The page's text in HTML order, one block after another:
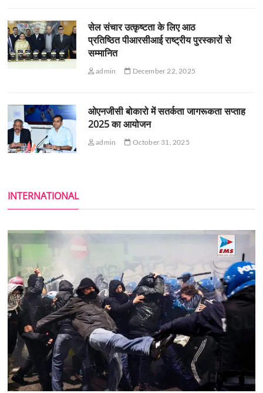
सेल संचार उत्कृष्टता के लिए आठ
प्रतिष्ठित पीआरसीआई राष्ट्रीय पुरस्कारों से
सम्मानित
admin December 22, 2025
ओएनजीसी बोकारो में सतर्कता जागरूकता सप्ताह
2025 का आयोजन
admin October 31, 2025
INTERNATIONAL